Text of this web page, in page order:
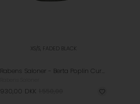
XS/S, FADED BLACK
Rabens Saloner - Berta Poplin Curved Hem Skjortekjole - Faded Black
930,00 DKK